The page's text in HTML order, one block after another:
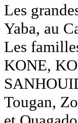
Les
Yaba, au
Les
KONE,
Tougan,